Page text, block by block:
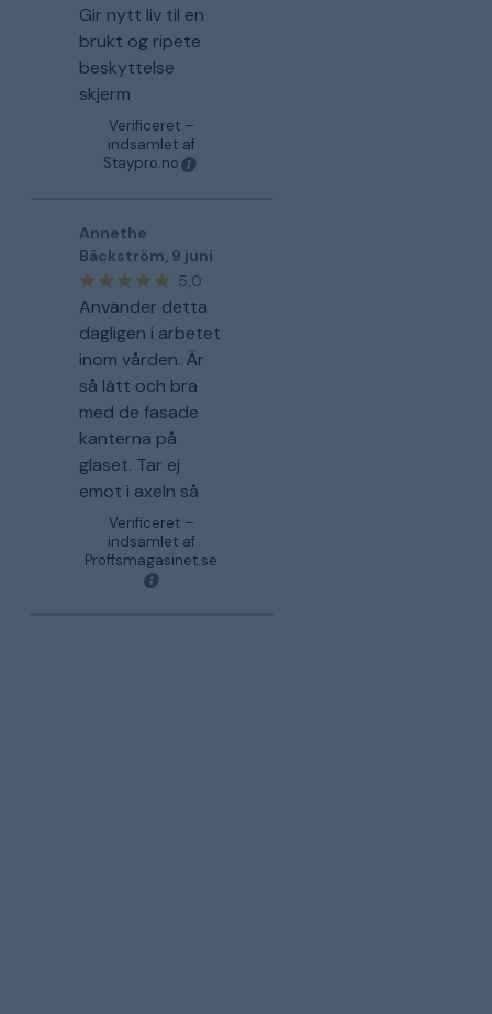
Gir nytt liv til en
brukt og ripete
beskyttelse
skjerm
Verificeret –
indsamlet af
Staypro.no
Annethe
Bäckström, 9 juni
5,0
Använder detta
dagligen i arbetet
inom vården. Är
så lätt och bra
med de fasade
kanterna på
glaset. Tar ej
emot i axeln så
Verificeret –
indsamlet af
Proffsmagasinet.se